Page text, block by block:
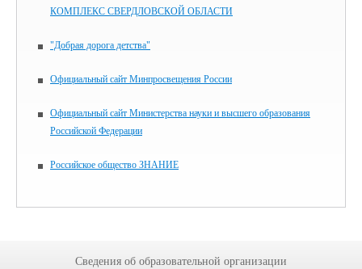
КОМПЛЕКС СВЕРДЛОВСКОЙ ОБЛАСТИ
"Добрая дорога детства"
Официальный сайт Минпросвещения России
Официальный сайт Министерства науки и высшего образования
Российской Федерации
Российское общество ЗНАНИЕ
Сведения об образовательной организации